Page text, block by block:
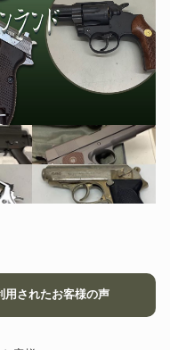
用されたお客様の声